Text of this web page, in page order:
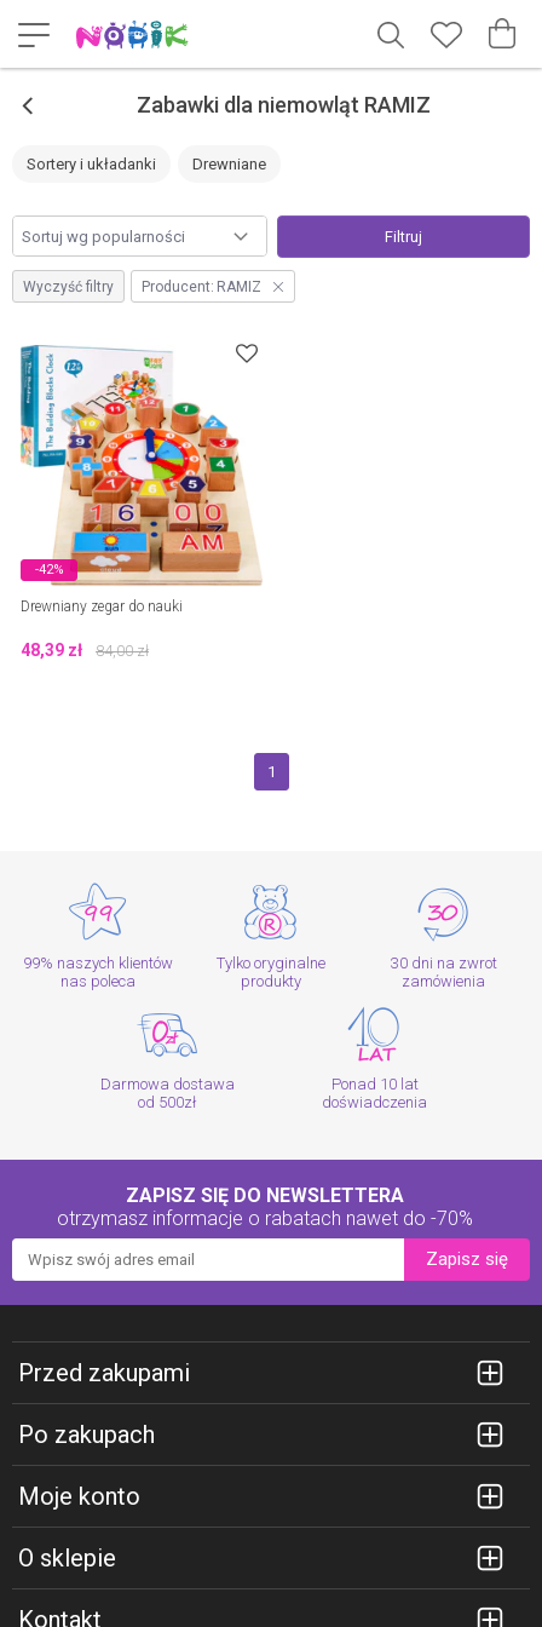
< Zabawki dla niemowląt RAMIZ
Sortery i układanki Drewniane
Filtruj
Wyczyść filtry Producent: RAMIZ
-42%
Drewniany zegar do nauki
48,39 zł 84,00zł
1
99% naszych klientów
nas poleca
Tylko oryginalne
produkty
30 dni na zwrot
zamówienia
Darmowa dostawa
od 500zł
Ponad 10 lat
doświadczenia
ZAPISZ SIĘ DO NEWSLETTERA
otrzymasz informacje o rabatach nawet do -70%
Zapisz się
Przed zakupami
Po zakupach
Moje konto
O sklepie
Kontakt